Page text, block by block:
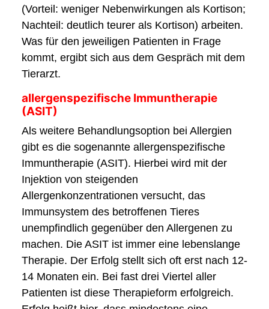
(Vorteil: weniger Nebenwirkungen als Kortison;
Nachteil: deutlich teurer als Kortison) arbeiten.
Was für den jeweiligen Patienten in Frage
kommt, ergibt sich aus dem Gespräch mit dem
Tierarzt.
allergenspezifische Immuntherapie
(ASIT)
Als weitere Behandlungsoption bei Allergien
gibt es die sogenannte allergenspezifische
Immuntherapie (ASIT). Hierbei wird mit der
Injektion von steigenden
Allergenkonzentrationen versucht, das
Immunsystem des betroffenen Tieres
unempfindlich gegenüber den Allergenen zu
machen. Die ASIT ist immer eine lebenslange
Therapie. Der Erfolg stellt sich oft erst nach 12-
14 Monaten ein. Bei fast drei Viertel aller
Patienten ist diese Therapieform erfolgreich.